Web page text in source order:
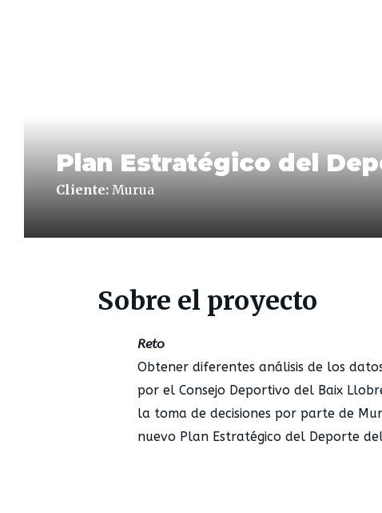
Plan Estratégico del
Cliente: Murua
Sobre el proyecto
Reto
Obtener diferentes análisis de los
por el Consejo Deportivo del Baix
la toma de decisiones por parte de
nuevo Plan Estratégico del Deporte